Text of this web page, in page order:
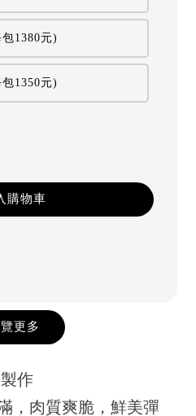
1380元)
1350元)
購物車
更多
作
，肉質爽脆，鮮美彈